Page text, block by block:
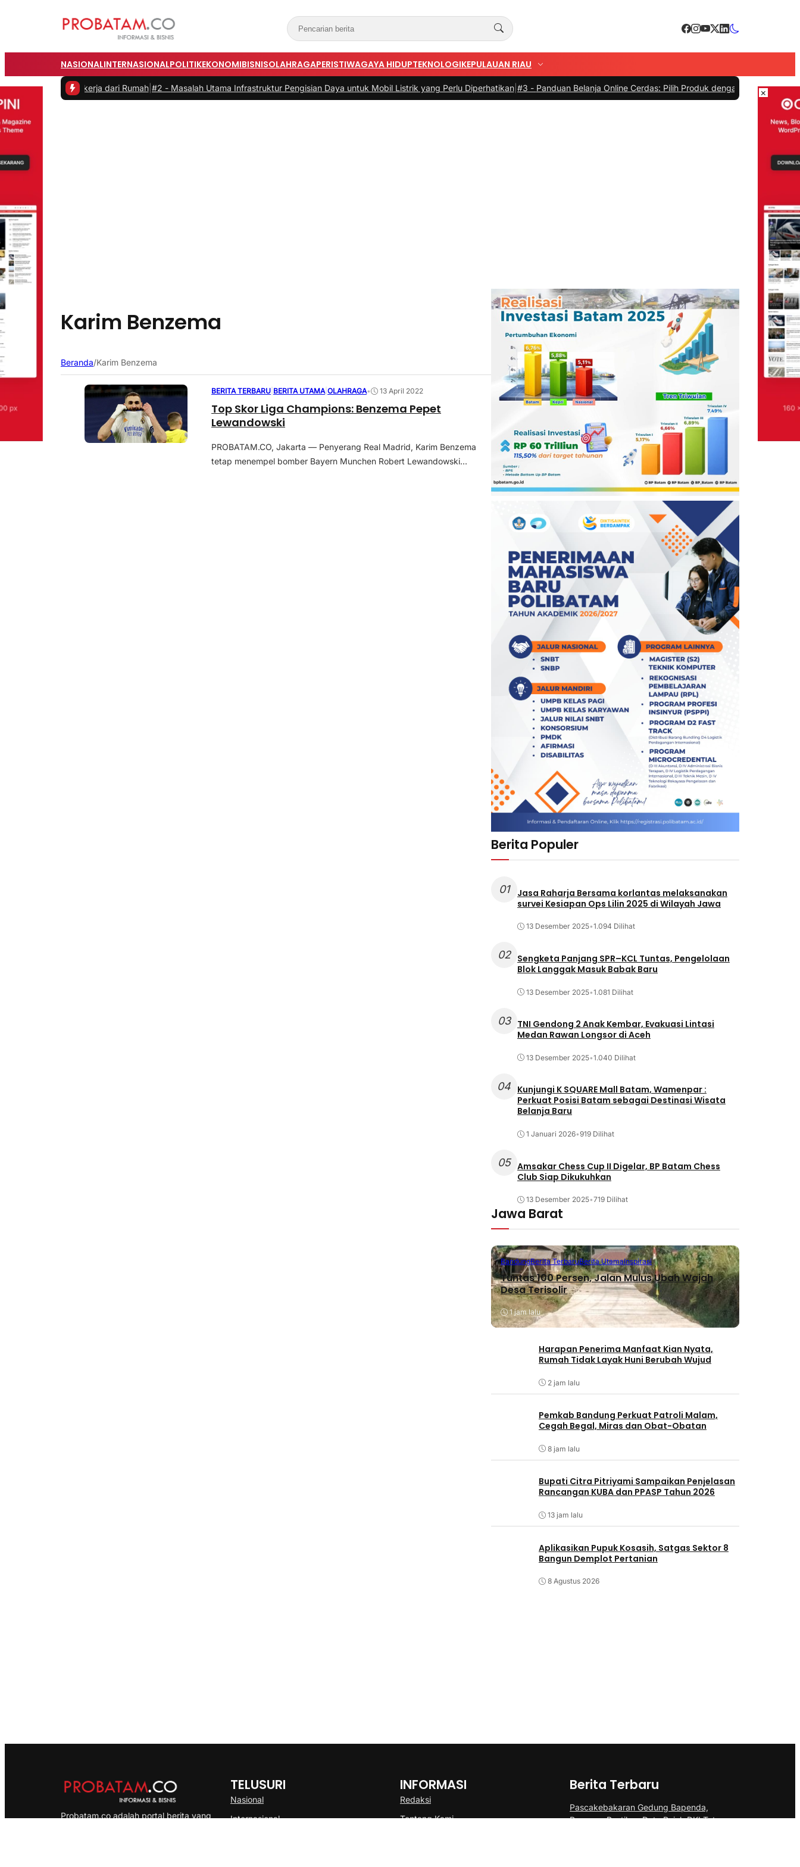
NASIONALINTERNASIONALPOLITIKEKONOMIBISNISOLAHRAGAPERISTIWAGAYA HIDUPTEKNOLOGIKEPULAUAN RIAU
saat Bekerja dari Rumah|#2 -Masalah Utama Infrastruktur Pengisian Daya untuk Mobil Listrik yang Perlu Diperhatikan|#3 -Panduan Belanja Online Cerdas: Pilih Produk dengan Bijak dan Hindari
Karim Benzema
Beranda/Karim Benzema
BERITA TERBARU BERITA UTAMA |OLAHRAGA• 13 April 2022
Top Skor Liga Champions: Benzema Pepet
Lewandowski
PROBATAM.CO, Jakarta — Penyerang Real Madrid, Karim Benzema
tetap menempel bomber Bayern Munchen Robert Lewandowski...
Berita Populer
01
Jasa Raharja Bersama korlantas melaksanakan
survei Kesiapan Ops Lilin 2025 di Wilayah Jawa
13 Desember 2025•1.094 Dilihat
02
Sengketa Panjang SPR–KCL Tuntas, Pengelolaan
Blok Langgak Masuk Babak Baru
13 Desember 2025•1.081 Dilihat
03
TNI Gendong 2 Anak Kembar, Evakuasi Lintasi
Medan Rawan Longsor di Aceh
13 Desember 2025•1.040 Dilihat
04 Kunjungi K SQUARE Mall Batam, Wamenpar :
Perkuat Posisi Batam sebagai Destinasi Wisata
Belanja Baru
1 Januari 2026•919 Dilihat
05 Amsakar Chess Cup II Digelar, BP Batam Chess
Club Siap Dikukuhkan
13 Desember 2025•719 Dilihat
Jawa Barat
BandungBerita TerbaruBerita UtamaInspirasi
Tuntas 100 Persen, Jalan Mulus Ubah Wajah
Desa Terisolir
1 jam lalu
Harapan Penerima Manfaat Kian Nyata,
Rumah Tidak Layak Huni Berubah Wujud
2 jam lalu
Pemkab Bandung Perkuat Patroli Malam,
Cegah Begal, Miras dan Obat-Obatan
8 jam lalu
Bupati Citra Pitriyami Sampaikan Penjelasan
Rancangan KUBA dan PPASP Tahun 2026
13 jam lalu
Aplikasikan Pupuk Kosasih, Satgas Sektor 8
Bangun Demplot Pertanian
8 Agustus 2026
Probatam.co adalah portal berita yang
TELUSURI
Nasional
Internasional
INFORMASI
Redaksi
Tentang Kami
Berita Terbaru
Pascakebakaran Gedung Bapenda,
Pramono Pastikan Data Pajak DKI Tetap
×